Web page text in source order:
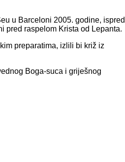
u Barceloni 2005. godine, ispred
pred raspelom Krista od Lepanta.
preparatima, izlili bi križ iz
Boga-suca i griješnog